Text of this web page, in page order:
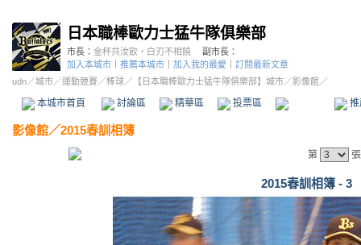
日本職棒歐力士猛牛隊俱樂部
市長： 金杯共汝飲，白刃不相饒
副市長：
加入本城市
推薦本城市 加入我的最愛
訂閱最新文章
udn／城市／運動競賽／棒球／ 【日本職棒歐力士猛牛隊俱樂部】城市／影像館／
本城市首頁 討論區 精華區 投票區 影像館
影像館／2015春訓相簿
第
2015春訓相簿 - 3